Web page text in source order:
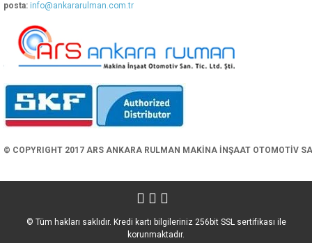
posta: info@ankararulman.com.tr
© COPYRIGHT 2017 ARS ANKARA RULMAN MAKİNA İNŞAAT OTOMOTİV
© Tüm hakları saklıdır. Kredi kartı bilgileriniz 256bit SSL sertifikası ile
korunmaktadır.